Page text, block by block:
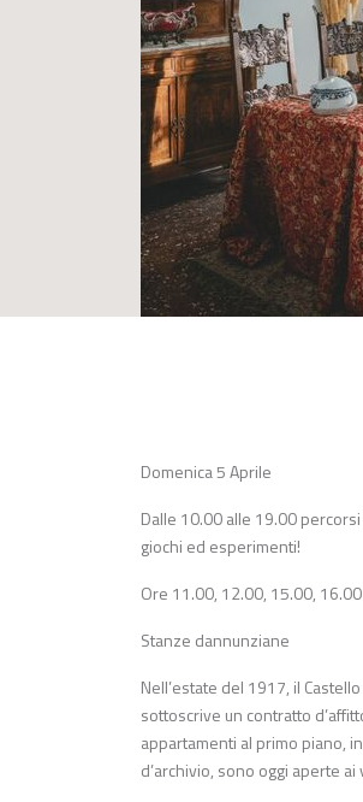
Domenica 5 Aprile
Dalle 10.00 alle 19.00
giochi ed esperimenti!
Ore 11.00, 12.00, 15.00,
Stanze dannunziane
Nell’estate del 1917, il
sottoscrive un contratto
appartamenti al primo piano,
d’archivio, sono oggi aperte